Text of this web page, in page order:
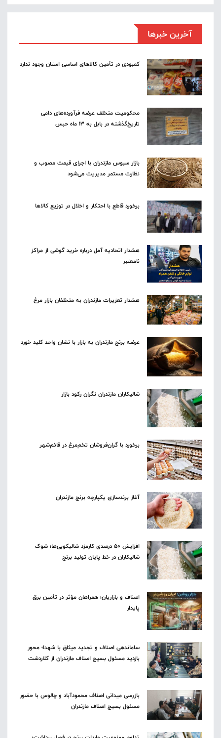
آخرین خبرها
کمبودی در تأمین کالاهای اساسی استان وجود ندارد
محکومیت متخلف عرضه فرآورده‌های دامی
تاریخ‌گذشته در بابل به ۱۳ ماه حبس
بازار سبوس مازندران با اجرای قیمت مصوب و
نظارت مستمر مدیریت می‌شود
برخورد قاطع با احتکار و اخلال در توزیع کالاها
هشدار اتحادیه آمل درباره خرید گوشی از مراکز
نامعتبر
هشدار تعزیرات مازندران به متخلفان بازار مرغ
عرضه برنج مازندران به بازار با نشان واحد کلید خورد
شالیکاران مازندران نگران رکود بازار
برخورد با گران‌فروشان تخم‌مرغ در قائم‌شهر
آغاز برندسازی یکپارچه برنج مازندران
افزایش ۵۰ درصدی کارمزد شالیکوبی‌ها؛ شوک
شالیکاران در خط پایان تولید برنج
اصناف و بازاریان؛ همراهان مؤثر در تأمین برق
پایدار
ساماندهی اصناف و تجدید میثاق با شهدا؛ محور
بازدید مسئول بسیج اصناف مازندران از کلاردشت
بازرسی میدانی اصناف محمودآباد و چالوس با حضور
مسئول بسیج اصناف مازندران